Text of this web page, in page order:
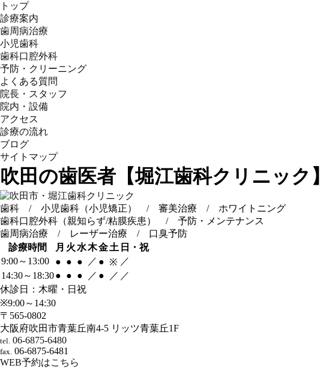
トップ
診療案内
歯周病治療
小児歯科
歯科口腔外科
予防・クリーニング
よくある質問
院長・スタッフ
院内・設備
アクセス
診療の流れ
ブログ
サイトマップ
吹田の歯医者【堀江歯科クリニック】
歯科 / 小児歯科（小児矯正） / 審美治療 / ホワイトニング
歯科口腔外科（親知らず/粘膜疾患） / 予防・メンテナンス
歯周病治療 / レーザー治療 / 口臭予防
診療時間
月 火 水木金土 日・祝
9:00～13:00
● ● ● ／ ● ※ ／
14:30～18:30● ● ● ／ ● ／ ／
休診日：木曜・日祝
※9:00～14:30
〒565-0802
大阪府吹田市青葉丘南4-5 リッツ青葉丘1F
tel. 06-6875-6480
fax. 06-6875-6481
WEB予約はこちら